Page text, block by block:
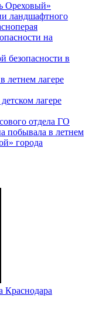
Ореховый»
ландшафтного
на
безопасности в
летнем лагере
лагере
отдела ГО
в летнем
города